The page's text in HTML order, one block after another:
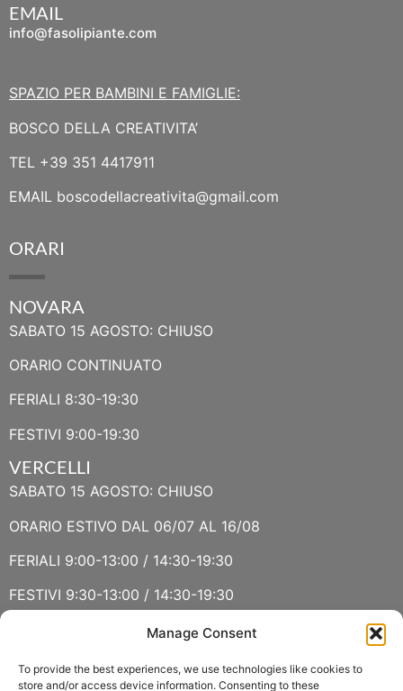
Manage Consent
To provide the best experiences, we use technologies like cookies to
store and/or access device information. Consenting to these
EMAIL
info@fasolipiante.com
SPAZIO PER BAMBINI E FAMIGLIE:
BOSCO DELLA CREATIVITA’
TEL +39 351 4417911
EMAIL boscodellacreativita@gmail.com
ORARI
NOVARA
SABATO 15 AGOSTO: CHIUSO
ORARIO CONTINUATO
FERIALI 8:30-19:30
FESTIVI 9:00-19:30
VERCELLI
SABATO 15 AGOSTO: CHIUSO
ORARIO ESTIVO DAL 06/07 AL 16/08
FERIALI 9:00-13:00 / 14:30-19:30
FESTIVI 9:30-13:00 / 14:30-19:30
SABATO 15 AGOSTO E DOMENICA 16 AGOSTO: CHIUSO